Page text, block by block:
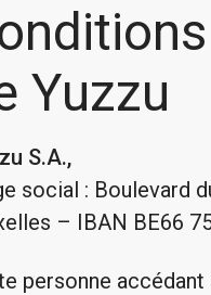
Yuzzu
S.A.,
social : Boulevard
– IBAN BE66
personne